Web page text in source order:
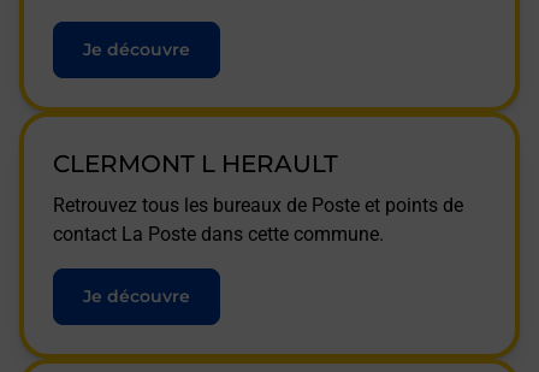
Je découvre
CLERMONT L HERAULT
Retrouvez tous les bureaux de Poste et points de
contact La Poste dans cette commune.
Je découvre